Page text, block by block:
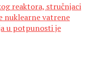
reaktora, stručnjaci
nuklearne vatrene
u potpunosti je